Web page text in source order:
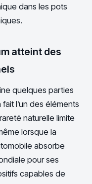
dans les pots
atteint des
quelques parties
l’un des éléments
naturelle limite
lorsque la
absorbe
pour ses
capables de